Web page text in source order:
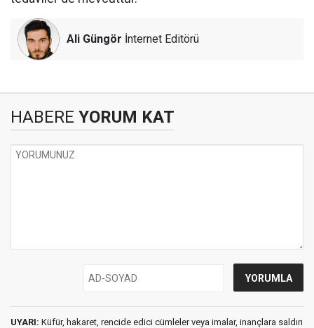
Ali Güngör İnternet Editörü
HABERE YORUM KAT
UYARI: Küfür, hakaret, rencide edici cümleler veya imalar, inançlara saldırı